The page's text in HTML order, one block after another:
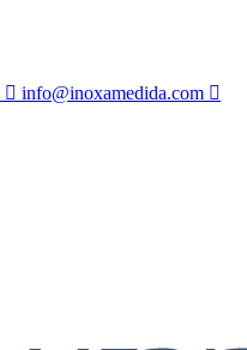
 info@inoxamedida.com 